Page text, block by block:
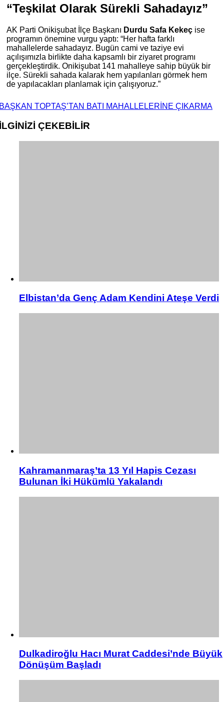
“Teşkilat Olarak Sürekli Sahadayız”
AK Parti Onikişubat İlçe Başkanı Durdu Safa Kekeç ise
programın önemine vurgu yaptı: “Her hafta farklı
mahallelerde sahadayız. Bugün cami ve taziye evi
açılışımızla birlikte daha kapsamlı bir ziyaret programı
gerçekleştirdik. Onikişubat 141 mahalleye sahip büyük bir
ilçe. Sürekli sahada kalarak hem yapılanları görmek hem
de yapılacakları planlamak için çalışıyoruz.”
TOPTAŞ’TAN BATI MAHALLELERİNE ÇIKARMA
ÇEKEBİLİR
Elbistan’da Genç Adam Kendini Ateşe Verdi
Kahramanmaraş’ta 13 Yıl Hapis Cezası
Bulunan İki Hükümlü Yakalandı
Dulkadiroğlu Hacı Murat Caddesi’nde Büyük
Dönüşüm Başladı